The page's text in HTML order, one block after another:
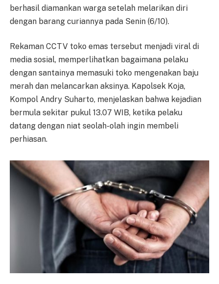
berhasil diamankan warga setelah melarikan diri
dengan barang curiannya pada Senin (6/10).
Rekaman CCTV toko emas tersebut menjadi viral di
media sosial, memperlihatkan bagaimana pelaku
dengan santainya memasuki toko mengenakan baju
merah dan melancarkan aksinya. Kapolsek Koja,
Kompol Andry Suharto, menjelaskan bahwa kejadian
bermula sekitar pukul 13.07 WIB, ketika pelaku
datang dengan niat seolah-olah ingin membeli
perhiasan.